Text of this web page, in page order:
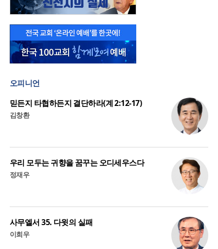
오피니언
믿든지 타협하든지 결단하라(계 2:12-17)
김창환
우리 모두는 귀향을 꿈꾸는 오디세우스다
정재우
사무엘서 35. 다윗의 실패
이희우